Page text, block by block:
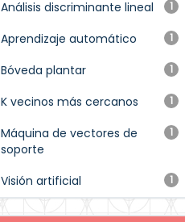
1
Análisis discriminante lineal
1
Aprendizaje automático
1
Bóveda plantar
1
K vecinos más cercanos
1
Máquina de vectores de
soporte
1
Visión artificial